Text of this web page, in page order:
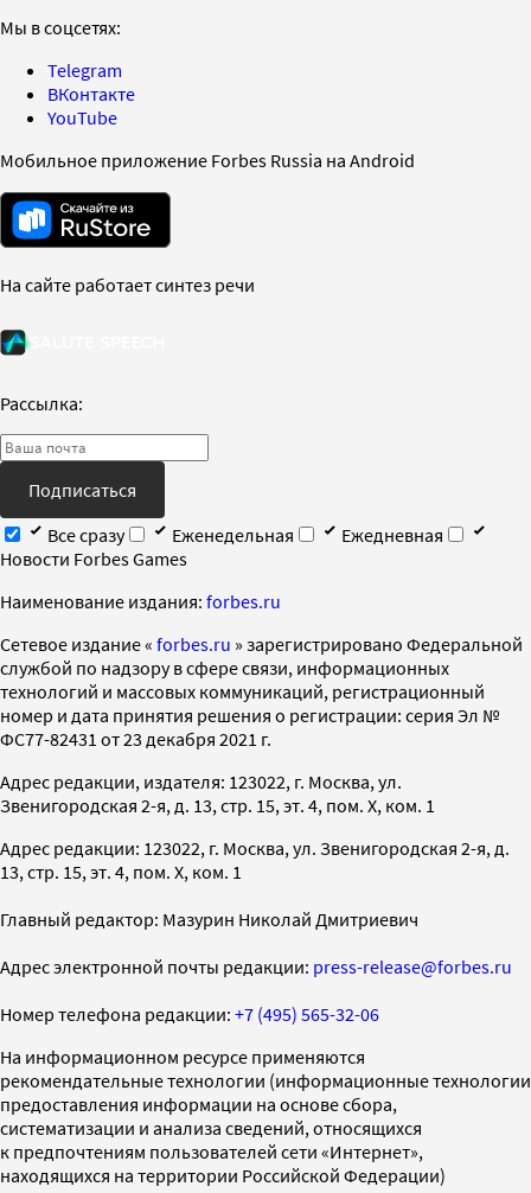
Мы в соцсетях:
Telegram
ВКонтакте
YouTube
Мобильное приложение Forbes Russia на Android
На сайте работает синтез речи
Рассылка:
Подписаться
Все сразу
Еженедельная
Ежедневная
Новости Forbes Games
Наименование издания: forbes.ru
Cетевое издание « forbes.ru » зарегистрировано Федеральной
службой по надзору в сфере связи, информационных
технологий и массовых коммуникаций, регистрационный
номер и дата принятия решения о регистрации: серия Эл №
ФС77-82431 от 23 декабря 2021 г.
Адрес редакции, издателя: 123022, г. Москва, ул.
Звенигородская 2-я, д. 13, стр. 15, эт. 4, пом. X, ком. 1
Адрес редакции: 123022, г. Москва, ул. Звенигородская 2-я, д.
13, стр. 15, эт. 4, пом. X, ком. 1
Главный редактор: Мазурин Николай Дмитриевич
Адрес электронной почты редакции: press-release@forbes.ru
Номер телефона редакции: +7 (495) 565-32-06
На информационном ресурсе применяются
рекомендательные технологии (информационные технологии
предоставления информации на основе сбора,
систематизации и анализа сведений, относящихся
к предпочтениям пользователей сети «Интернет»,
находящихся на территории Российской Федерации)